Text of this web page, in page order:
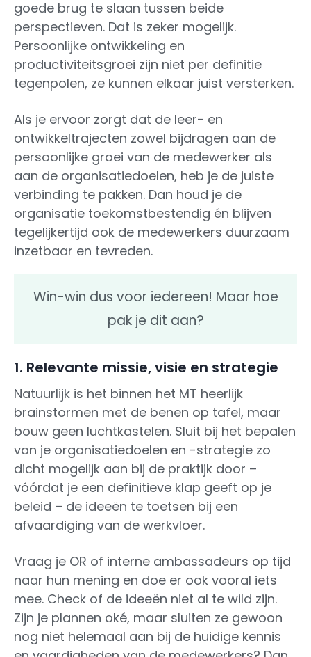
goede brug te slaan tussen beide
perspectieven. Dat is zeker mogelijk.
Persoonlijke ontwikkeling en
productiviteitsgroei zijn niet per definitie
tegenpolen, ze kunnen elkaar juist versterken.
Als je ervoor zorgt dat de leer- en
ontwikkeltrajecten zowel bijdragen aan de
persoonlijke groei van de medewerker als
aan de organisatiedoelen, heb je de juiste
verbinding te pakken. Dan houd je de
organisatie toekomstbestendig én blijven
tegelijkertijd ook de medewerkers duurzaam
inzetbaar en tevreden.
Win-win dus voor iedereen! Maar hoe
pak je dit aan?
1. Relevante missie, visie en strategie
Natuurlijk is het binnen het MT heerlijk
brainstormen met de benen op tafel, maar
bouw geen luchtkastelen. Sluit bij het bepalen
van je organisatiedoelen en -strategie zo
dicht mogelijk aan bij de praktijk door –
vóórdat je een definitieve klap geeft op je
beleid – de ideeën te toetsen bij een
afvaardiging van de werkvloer.
Vraag je OR of interne ambassadeurs op tijd
naar hun mening en doe er ook vooral iets
mee. Check of de ideeën niet al te wild zijn.
Zijn je plannen oké, maar sluiten ze gewoon
nog niet helemaal aan bij de huidige kennis